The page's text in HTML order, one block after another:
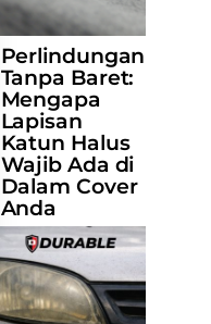
Perlindungan
Tanpa Baret:
Mengapa
Lapisan
Katun Halus
Wajib Ada di
Dalam Cover
Anda